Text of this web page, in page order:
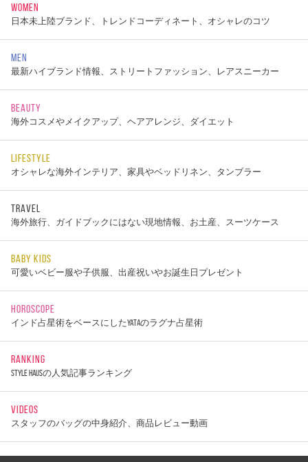
WOMEN
日本未上陸ブランド、トレンドコーディネート、オシャレのコツ
MEN
最新ハイブランド情報、ストリートファッション、レアスニーカー
BEAUTY
海外コスメやメイクアップ、ヘアアレンジ、ダイエット
LIFESTYLE
オシャレな海外インテリア、家具やベッドリネン、タンブラー
TRAVEL
海外旅行、ガイドブックにはない現地情報、お土産、スーツケース
BABY KIDS
可愛いベビー服や子供服、出産祝いやお誕生日プレゼント
HOROSCOPE
インド占星術をベースにしたYATAのラグナ占星術
RANKING
STYLE HAUSの人気記事ランキング
VIDEOS
スタッフのバッグの中身紹介、商品レビュー動画